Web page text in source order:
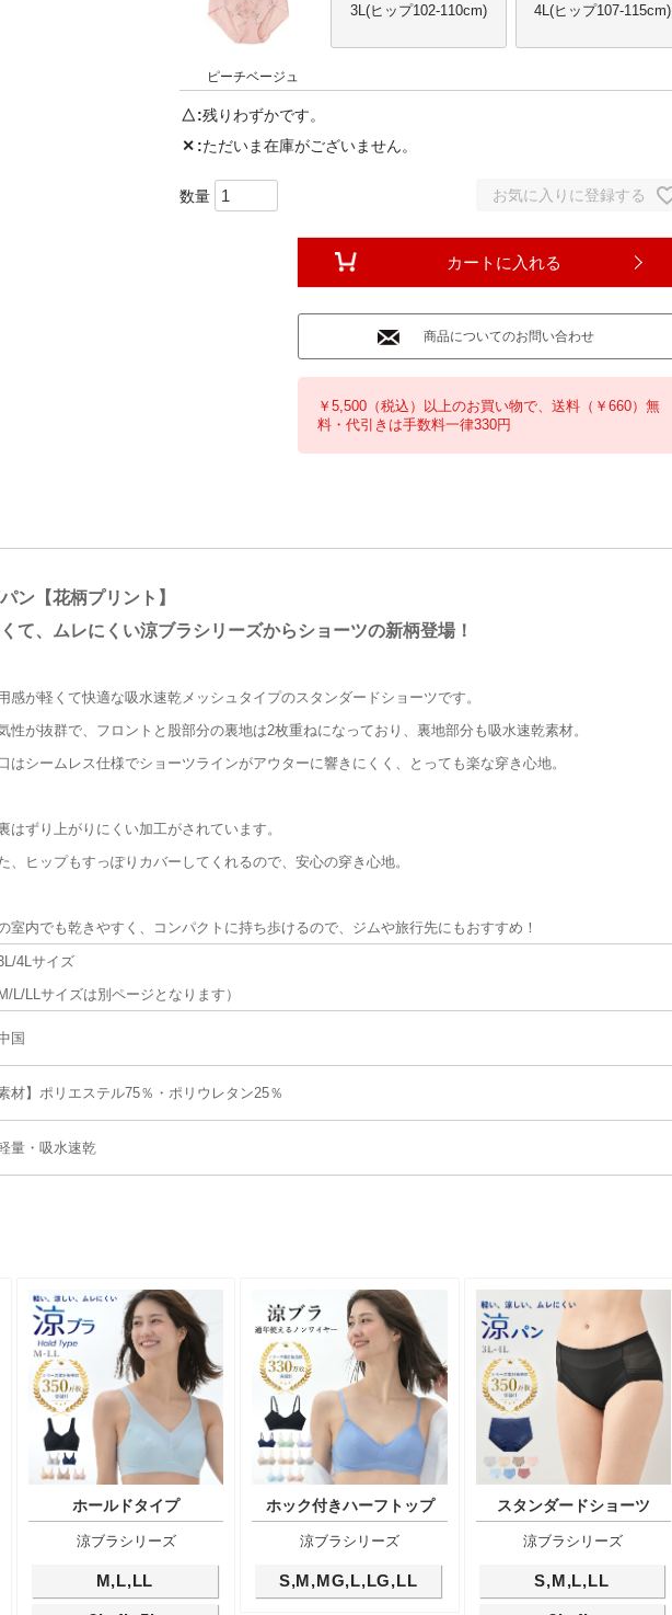
ピーチベージュ
3L(ヒップ102-110cm) 4L(ヒップ107-115cm)
△ 残りわずかです。
✕ ただいま在庫がございません。
お気に入りに登録する
カートに入れる
商品についてのお問い合わせ
￥5,500（税込）以上のお買い物で、送料（￥660）無
料・代引きは手数料一律330円
ン【花柄プリント】
て、ムレにくい涼ブラシリーズからショーツの新柄登場！
感が軽くて快適な吸水速乾メッシュタイプのスタンダードショーツです。
性が抜群で、フロントと股部分の裏地は2枚重ねになっており、裏地部分も吸水速乾素材。
はシームレス仕様でショーツラインがアウターに響きにくく、とっても楽な穿き心地。
はずり上がりにくい加工がされています。
、ヒップもすっぽりカバーしてくれるので、安心の穿き心地。
室内でも乾きやすく、コンパクトに持ち歩けるので、ジムや旅行先にもおすすめ！
4Lサイズ
L/LLサイズは別ページとなります）
国
材】ポリエステル75％・ポリウレタン25％
量・吸水速乾
ホールドタイプ
涼ブラシリーズ
M,L,LL
ホック付きハーフトップ
涼ブラシリーズ
S,M,MG,L,LG,LL
スタンダードショーツ
涼ブラシリーズ
S,M,L,LL